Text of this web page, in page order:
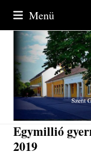
content
Menü
Egymillió
2019